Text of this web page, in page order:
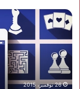
فيديو..
نصائح
للتخلص
من
إزعاج
تنبيهات
الألعاب
على26 نوفمبر، 2015